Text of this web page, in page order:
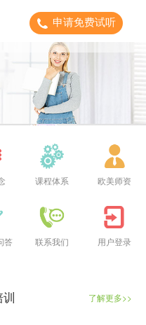
申请免费试听
课程体系 欧美师资
答 联系我们 用户登录
了解更多>>